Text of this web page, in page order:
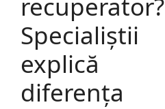
recuperator?
Specialiștii
explică
diferența